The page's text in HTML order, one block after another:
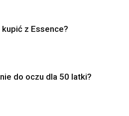
z Essence?
do oczu dla 50 latki?